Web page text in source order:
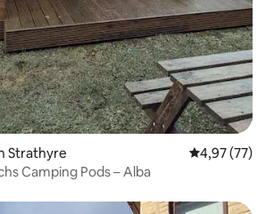
Strathyre Gemiddelde
4,97 (77)
Camping Pods – Alba